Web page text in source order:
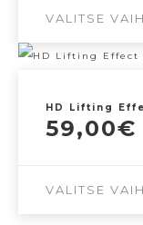
VALITSE
Tällä
useampi
Voit
HD Lifting
59,00€
VALITSE